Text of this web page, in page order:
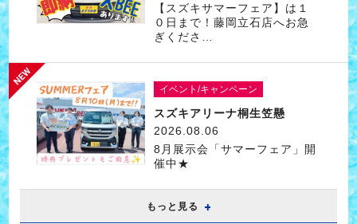
【スズキサマーフェア】は１
０日まで！藤岡立石店へお急
ぎくださ…
イベント/キャンペーン
スズキアリーナ桐生笠懸
2026.08.06
8月展示会「サマーフェア」開
催中★
もっと見る